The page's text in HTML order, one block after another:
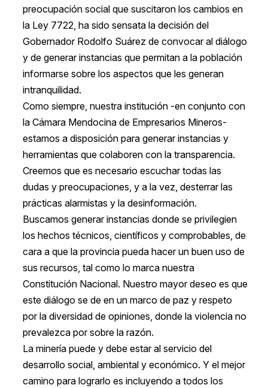
preocupación social que suscitaron los cambios en
la Ley 7722, ha sido sensata la decisión del
Gobernador Rodolfo Suárez de convocar al diálogo
y de generar instancias que permitan a la población
informarse sobre los aspectos que les generan
intranquilidad.
Como siempre, nuestra institución -en conjunto con
la Cámara Mendocina de Empresarios Mineros-
estamos a disposición para generar instancias y
herramientas que colaboren con la transparencia.
Creemos que es necesario escuchar todas las
dudas y preocupaciones, y a la vez, desterrar las
prácticas alarmistas y la desinformación.
Buscamos generar instancias donde se privilegien
los hechos técnicos, científicos y comprobables, de
cara a que la provincia pueda hacer un buen uso de
sus recursos, tal como lo marca nuestra
Constitución Nacional. Nuestro mayor deseo es que
este diálogo se de en un marco de paz y respeto
por la diversidad de opiniones, donde la violencia no
prevalezca por sobre la razón.
La minería puede y debe estar al servicio del
desarrollo social, ambiental y económico. Y el mejor
camino para lograrlo es incluyendo a todos los